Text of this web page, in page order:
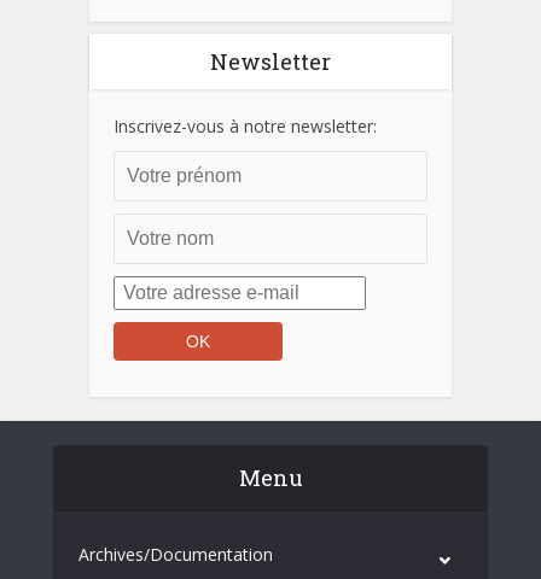
Newsletter
Inscrivez-vous à notre newsletter:
Menu
Archives/Documentation